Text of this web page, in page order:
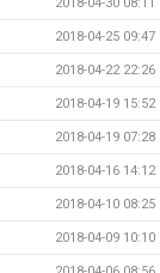
2018-04-30 08:11
2018-04-25 09:47
2018-04-22 22:26
2018-04-19 15:52
2018-04-19 07:28
2018-04-16 14:12
2018-04-10 08:25
2018-04-09 10:10